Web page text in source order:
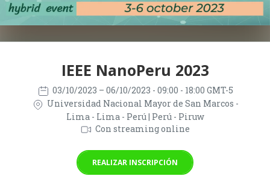
IEEE NanoPeru 2023
03/10/2023 – 06/10/2023 - 09:00 - 18:00 GMT-5
Universidad Nacional Mayor de San Marcos -
Lima - Lima - Perú | Perú - Piruw
Con streaming online
REALIZAR INSCRIPCIÓN